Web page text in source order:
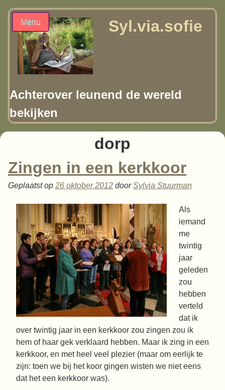
Syl.via.sofie
Achterover leunend de wereld
bekijken
Menu
dorp
Zingen in een kerkkoor
Geplaatst op 26 oktober 2012 doorSylvia Stuurman
Als
iemand
me
twintig
jaar
geleden
zou
hebben
verteld
dat ik
over twintig jaar in een kerkkoor zou zingen zou ik
hem of haar gek verklaard hebben. Maar ik zing in een
kerkkoor, en met heel veel plezier (maar om eerlijk te
zijn: toen we bij het koor gingen wisten we niet eens
dat het een kerkkoor was).